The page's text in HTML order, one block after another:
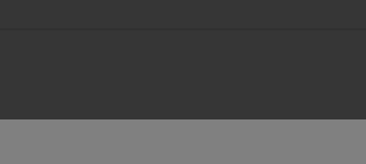
njima, ali u tom slučaju neki